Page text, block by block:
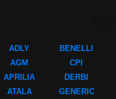
ADLY
AGM
APRILIA
ATALA
BENELLI
CPI
DERBI
GENERIC